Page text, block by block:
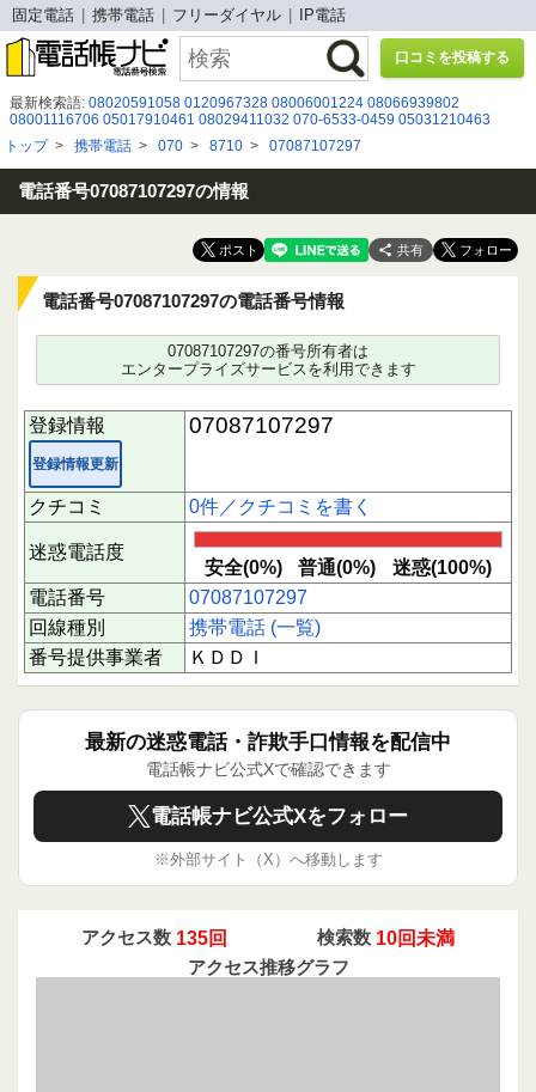
固定電話 携帯電話 フリーダイヤル IP電話
口コミを投稿する
最新検索語: 08020591058 0120967328 08006001224 08066939802
08001116706 05017910461 08029411032 070-6533-0459 05031210463
05032007909 0120381215
0671673805 08080162038 0567-69-1202 05030339704
08079860194 08009191082 05031761113 05031816012 08041536806
0120223206
トップ> 携帯電話 > 070 > 8710 > 07087107297
電話番号07087107297の情報
共有
電話番号07087107297の電話番号情報
07087107297の番号所有者は
エンタープライズサービスを利用できます
登録情報
登録情報更新
07087107297
クチコミ 0件／クチコミを書く
迷惑電話度
安全(0%) 普通(0%)
迷惑(100%)
電話番号
07087107297
回線種別
携帯電話 (一覧)
番号提供事業者
ＫＤＤＩ
最新の迷惑電話・詐欺手口情報を配信中
電話帳ナビ公式Xで確認できます
電話帳ナビ公式Xをフォロー
※外部サイト（X）へ移動します
アクセス数 135回 検索数 10回未満
アクセス推移グラフ